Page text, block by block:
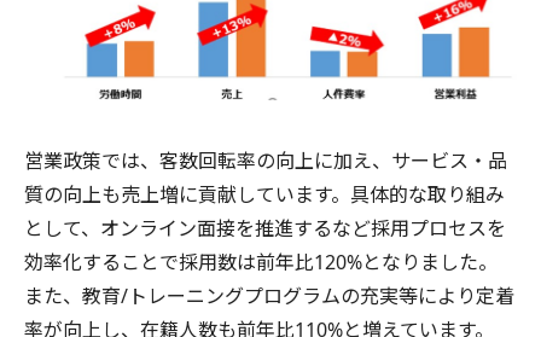
営業政策では、客数回転率の向上に加え、サービス・品
質の向上も売上増に貢献しています。具体的な取り組み
として、オンライン面接を推進するなど採用プロセスを
効率化することで採用数は前年比120%となりました。
また、教育/トレーニングプログラムの充実等により定着
率が向上し、在籍人数も前年比110%と増えています。